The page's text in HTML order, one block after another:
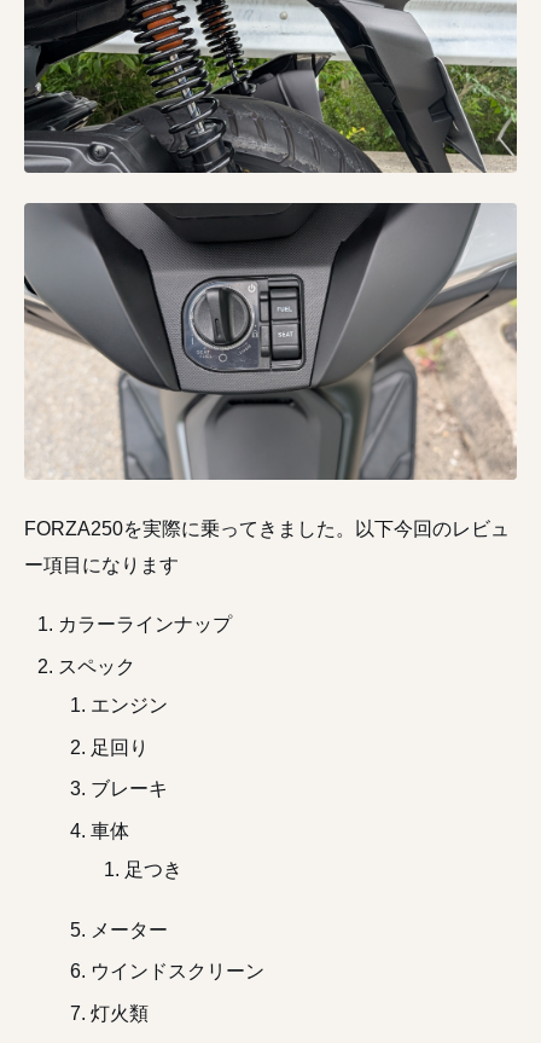
FORZA250を実際に乗ってきました。以下今回のレビュ
ー項目になります
カラーラインナップ
スペック
エンジン
足回り
ブレーキ
車体
足つき
メーター
ウインドスクリーン
灯火類